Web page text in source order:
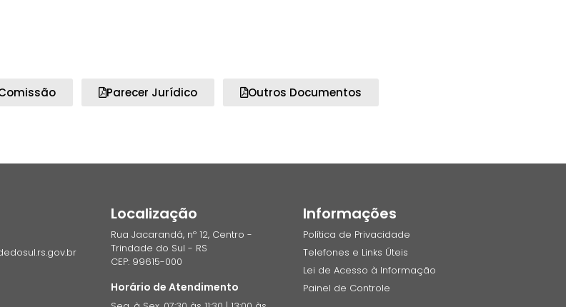
Parecer Jurídico Outros Documentos
Localização
Rua Jacarandá, nº 12, Centro -
Trindade do Sul - RS
CEP: 99615-000
Horário de Atendimento
Informações
Política de Privacidade
Telefones e Links Úteis
Lei de Acesso à Informação
Painel de Controle